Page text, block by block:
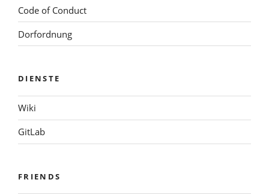
Code of Conduct
Dorfordnung
DIENSTE
Wiki
GitLab
FRIENDS